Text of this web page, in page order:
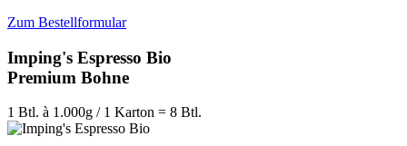
Zum Bestellformular
Imping's Espresso Bio
Premium Bohne
1 Btl. à 1.000g / 1 Karton = 8 Btl.